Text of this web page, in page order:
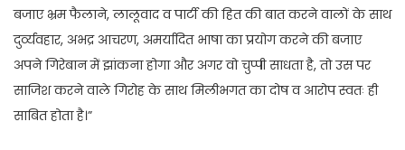
बजाए भ्रम फैलाने, लालूवाद व पार्टी की हित की बात करने वालों के साथ
दुर्व्यवहार, अभद्र आचरण, अमर्यादित भाषा का प्रयोग करने की बजाए
अपने गिरेबान में झांकना होगा और अगर वो चुप्पी साधता है, तो उस पर
साजिश करने वाले गिरोह के साथ मिलीभगत का दोष व आरोप स्वतः ही
साबित होता है।”